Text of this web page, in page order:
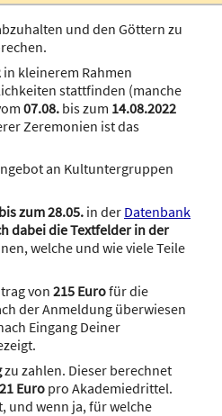
und den Göttern zu
in kleinerem Rahmen
stattfinden (manche
07.08. bis zum 14.08.2022
Zeremonien ist das
an Kultuntergruppen
zum 28.05. in der Datenbank
dabei die Textfelder in der
welche und wie viele Teile
von 215 Eurofür die
der Anmeldung überwiesen
Eingang Deiner
zu zahlen. Dieser berechnet
21 Euro pro Akademiedrittel.
und wenn ja, für welche